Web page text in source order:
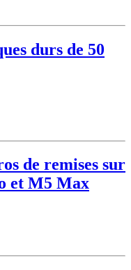
durs de 50
de remises sur
et M5 Max